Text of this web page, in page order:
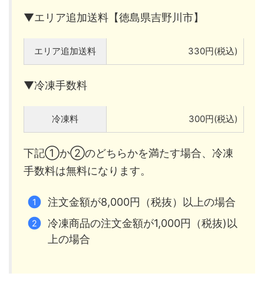
▼エリア追加送料【徳島県吉野川市】
エリア追加送料 330円(税込)
▼冷凍手数料
冷凍料 300円(税込)
下記①か②のどちらかを満たす場合、冷凍
手数料は無料になります。
注文金額が8,000円（税抜）以上の場合
冷凍商品の注文金額が1,000円（税抜)以
上の場合